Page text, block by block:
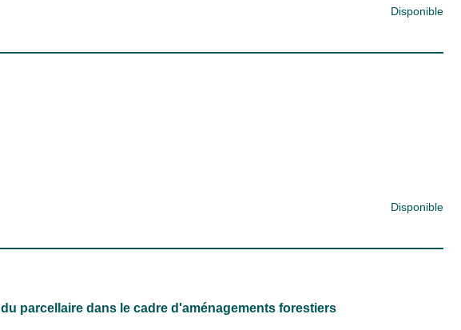
Disponible
Disponible
parcellaire dans le cadre d'aménagements forestiers